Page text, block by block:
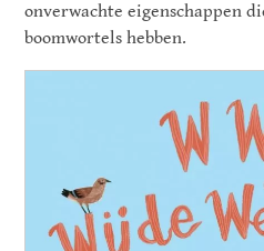
onverwachte eigenschappen
boomwortels hebben.